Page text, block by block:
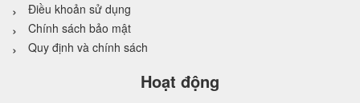
Điều khoản sử dụng
Chính sách bảo mật
Quy định và chính sách
Hoạt động